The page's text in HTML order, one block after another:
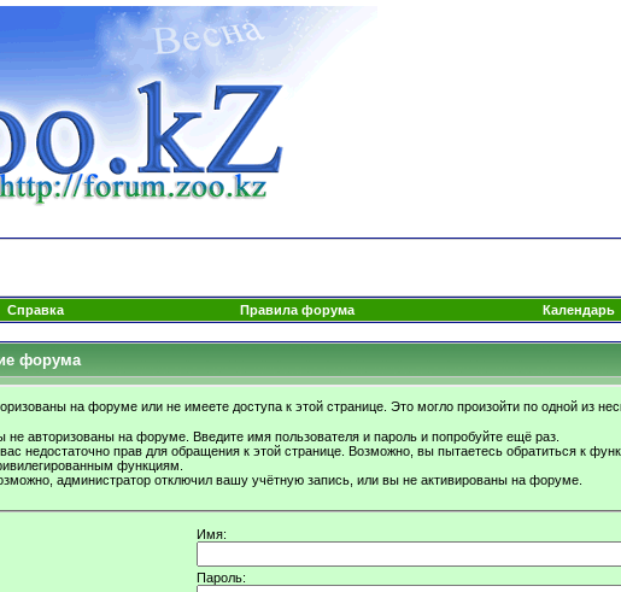
Справка Правила форума Календарь
форума
на форуме или не имеете доступа к этой странице. Это могло произойти по одной из
не авторизованы на форуме. Введите имя пользователя и пароль и попробуйте ещё раз.
недостаточно прав для обращения к этой странице. Возможно, вы пытаетесь обратиться к
функциям.
администратор отключил вашу учётную запись, или вы не активированы на форуме.
Имя:
Пароль: